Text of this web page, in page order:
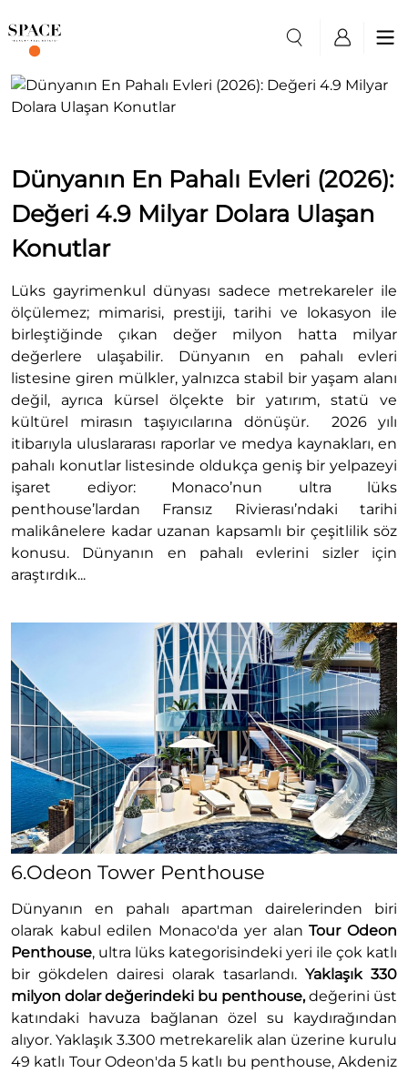
Dünyanın En Pahalı Evleri (2026):
Değeri 4.9 Milyar Dolara Ulaşan
Konutlar
Lüks gayrimenkul dünyası sadece metrekareler ile
ölçülemez; mimarisi, prestiji, tarihi ve lokasyon ile
birleştiğinde çıkan değer milyon hatta milyar
değerlere ulaşabilir. Dünyanın en pahalı evleri
listesine giren mülkler, yalnızca stabil bir yaşam alanı
değil, ayrıca kürsel ölçekte bir yatırım, statü ve
kültürel mirasın taşıyıcılarına dönüşür. 2026 yılı
itibarıyla uluslararası raporlar ve medya kaynakları, en
pahalı konutlar listesinde oldukça geniş bir yelpazeyi
işaret ediyor: Monaco’nun ultra lüks
penthouse’lardan Fransız Rivierası’ndaki tarihi
malikânelere kadar uzanan kapsamlı bir çeşitlilik söz
konusu. Dünyanın en pahalı evlerini sizler için
araştırdık...
6.Odeon Tower Penthouse
Dünyanın en pahalı apartman dairelerinden biri
olarak kabul edilen Monaco'da yer alanTour Odeon
Penthouse, ultra lüks kategorisindeki yeri ile çok katlı
bir gökdelen dairesi olarak tasarlandı. Yaklaşık 330
milyon dolar değerindeki bu penthouse,değerini üst
katındaki havuza bağlanan özel su kaydırağından
alıyor. Yaklaşık 3.300 metrekarelik alan üzerine kurulu
49 katlı Tour Odeon'da 5 katlı bu penthouse, Akdeniz